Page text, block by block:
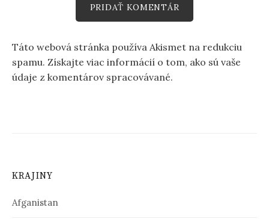
Táto webová stránka používa Akismet na redukciu
spamu. Získajte viac informácií o tom, ako sú vaše
údaje z komentárov spracovávané.
KRAJINY
Afganistan